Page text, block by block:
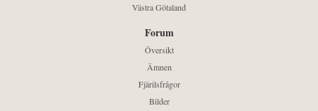
Västra Götaland
Forum
Översikt
Ämnen
Fjärilsfrågor
Bilder